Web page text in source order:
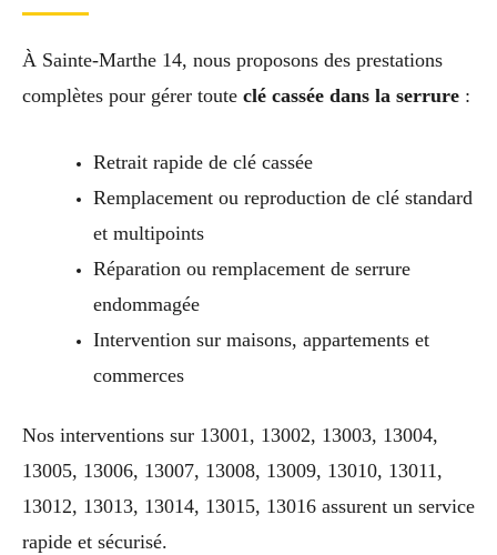
À Sainte-Marthe 14, nous proposons des prestations
complètes pour gérer toute clé cassée dans la serrure :
Retrait rapide de clé cassée
Remplacement ou reproduction de clé standard
et multipoints
Réparation ou remplacement de serrure
endommagée
Intervention sur maisons, appartements et
commerces
Nos interventions sur 13001, 13002, 13003, 13004,
13005, 13006, 13007, 13008, 13009, 13010, 13011,
13012, 13013, 13014, 13015, 13016 assurent un service
rapide et sécurisé.